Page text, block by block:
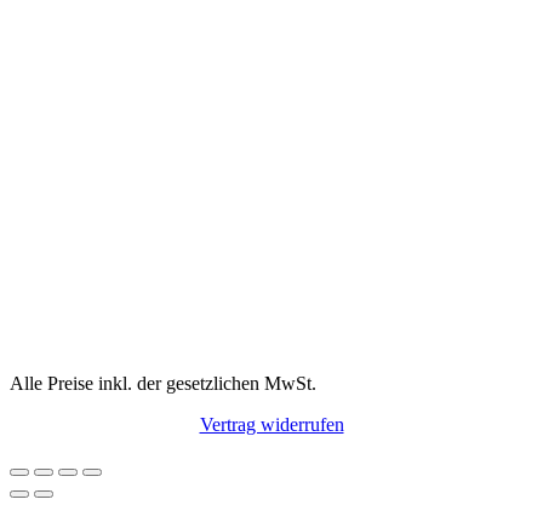
Alle Preise inkl. der gesetzlichen MwSt.
Vertrag widerrufen